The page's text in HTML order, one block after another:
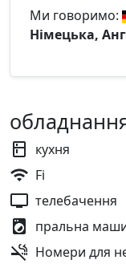
Ми говоримо:
Німецька,
кухня
Fi
телебачення
пральна
Номери для